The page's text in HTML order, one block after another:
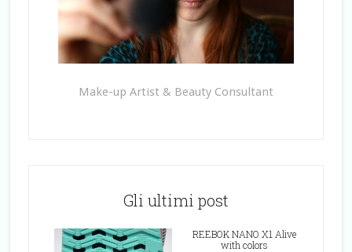
Make-up Artist & Beauty Consultant
Gli ultimi post
REEBOK NANO X1 Alive
with colors